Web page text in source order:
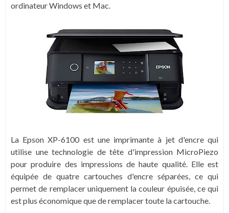
ordinateur Windows et Mac.
La Epson XP-6100 est une imprimante à jet d'encre qui
utilise une technologie de tête d'impression MicroPiezo
pour produire des impressions de haute qualité. Elle est
équipée de quatre cartouches d'encre séparées, ce qui
permet de remplacer uniquement la couleur épuisée, ce qui
est plus économique que de remplacer toute la cartouche.